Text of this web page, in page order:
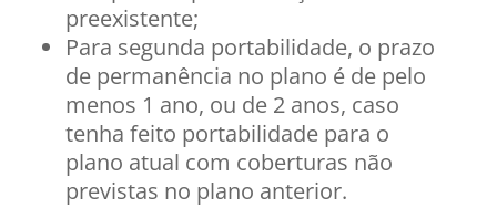
preexistente;
Para segunda portabilidade, o prazo
de permanência no plano é de pelo
menos 1 ano, ou de 2 anos, caso
tenha feito portabilidade para o
plano atual com coberturas não
previstas no plano anterior.